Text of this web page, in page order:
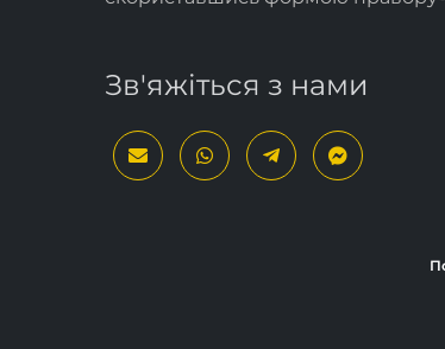
Зв'яжіться з нами